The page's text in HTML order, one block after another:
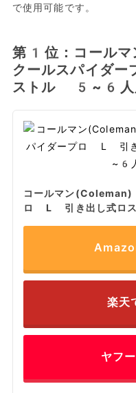
で使用可能です。
第1位：コール
クールスパイダ
ストル 5~6人
コールマン
ロ L 引き出し式ロ
楽天
ヤフ